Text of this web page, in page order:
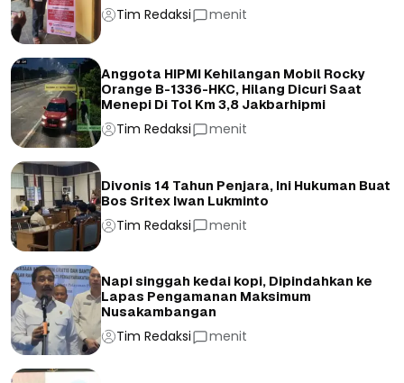
Tim Redaksi menit
Anggota HIPMI Kehilangan Mobil Rocky
Orange B-1336-HKC, Hilang Dicuri Saat
Menepi Di Tol Km 3,8 Jakbarhipmi
Tim Redaksi menit
Divonis 14 Tahun Penjara, Ini Hukuman Buat
Bos Sritex Iwan Lukminto
Tim Redaksi menit
Napi singgah kedai kopi, Dipindahkan ke
Lapas Pengamanan Maksimum
Nusakambangan
Tim Redaksi menit